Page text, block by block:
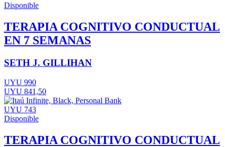
Disponible
TERAPIA COGNITIVO CONDUCTUAL
EN 7 SEMANAS
SETH J. GILLIHAN
UYU 990
UYU 841,50
UYU 743
Disponible
TERAPIA COGNITIVO CONDUCTUAL